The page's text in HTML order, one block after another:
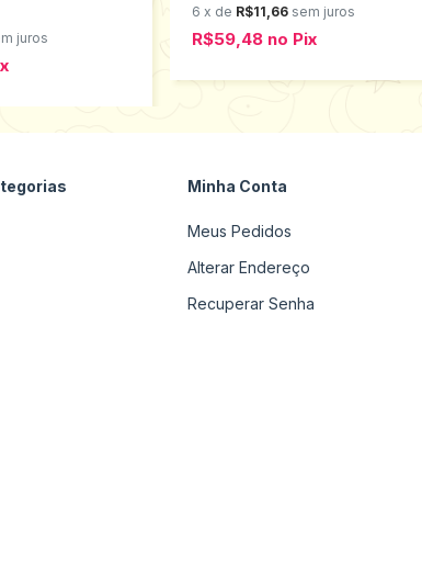
juros
6 x de R$11,66 sem juros
R$59,48 no Pix
Minha Conta
Meus Pedidos
Alterar Endereço
Recuperar Senha